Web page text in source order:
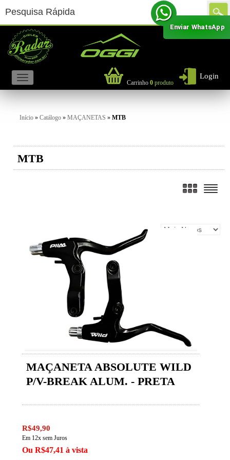
Login
Carrinho 0 produto
Início »Catálogo »MAÇANETAS »MTB
MTB
MAÇANETA ABSOLUTE WILD
P/V-BREAK ALUM. - PRETA
R$49,90
Em 12x sem Juros
Ou R$47,41 à vista
Enviar WhatsApp